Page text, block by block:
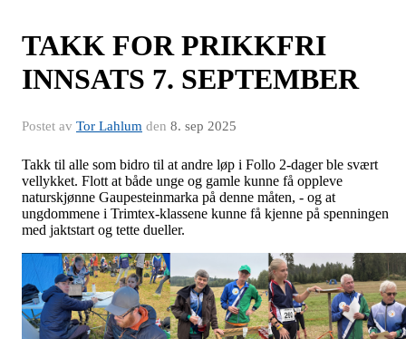
TAKK FOR PRIKKFRI
INNSATS 7. SEPTEMBER
Postet av Tor Lahlum den 8. sep 2025
Takk til alle som bidro til at andre løp i Follo 2-dager ble svært
vellykket. Flott at både unge og gamle kunne få oppleve
naturskjønne Gaupesteinmarka på denne måten, - og at
ungdommene i Trimtex-klassene kunne få kjenne på spenningen
med jaktstart og tette dueller.